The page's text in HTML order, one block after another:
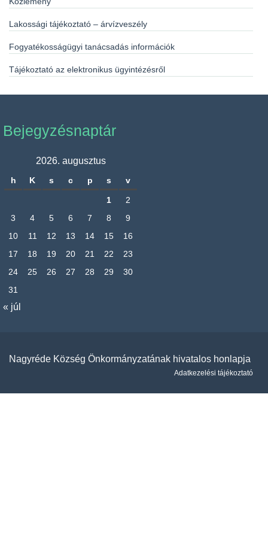
Lakossági tájékoztató – árvízveszély
Fogyatékosságügyi tanácsadás információk
Tájékoztató az elektronikus ügyintézésről
Bejegyzésnaptár
2026. augusztus
h K s c p s v
1
2
3
4 5 6 7 8
9
10
11 12 13 14 15
16
17
18 19 20 21 22
23
24
25 26 27 28 29
30
31
« júl
Nagyréde Község Önkormányzatának hivatalos honlapja
Adatkezelési tájékoztató